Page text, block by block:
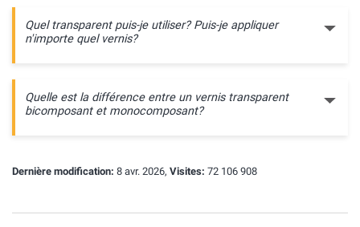
Quel transparent puis-je utiliser? Puis-je appliquer
n'importe quel vernis?
Quelle est la différence entre un vernis transparent
bicomposant et monocomposant?
Dernière modification: 8 avr. 2026, Visites: 72 106 908